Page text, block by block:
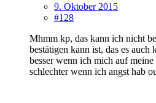
9. Oktober 2015
#128
Mhmm kp, das kann ich nicht
bestätigen kann ist, das es auch
besser wenn ich mich auf
schlechter wenn ich angst hab